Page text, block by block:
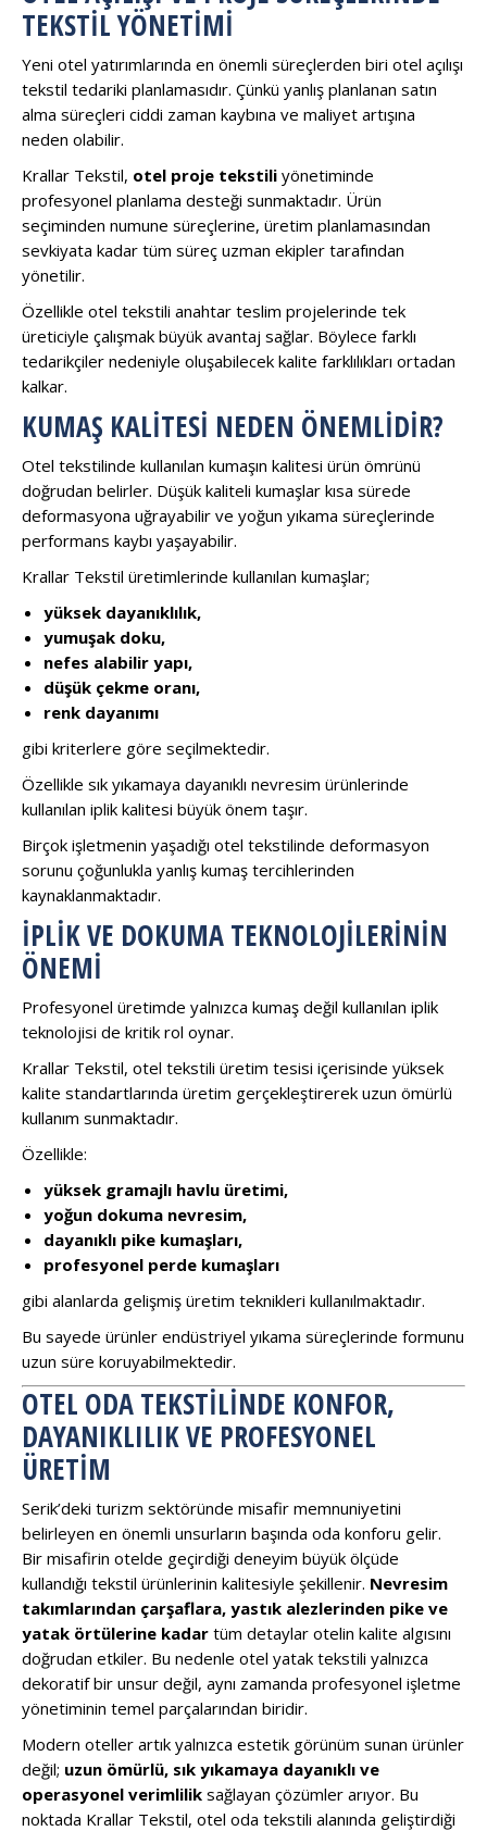
TEKSTIL YÖNETIMI
Yeni otel yatırımlarında en önemli süreçlerden biri otel açılışı
tekstil tedariki planlamasıdır. Çünkü yanlış planlanan satın
alma süreçleri ciddi zaman kaybına ve maliyet artışına
neden olabilir.
Krallar Tekstil, otel proje tekstili yönetiminde
profesyonel planlama desteği sunmaktadır. Ürün
seçiminden numune süreçlerine, üretim planlamasından
sevkiyata kadar tüm süreç uzman ekipler tarafından
yönetilir.
Özellikle otel tekstili anahtar teslim projelerinde tek
üreticiyle çalışmak büyük avantaj sağlar. Böylece farklı
tedarikçiler nedeniyle oluşabilecek kalite farklılıkları ortadan
kalkar.
KUMAŞ KALITESI NEDEN ÖNEMLIDIR?
Otel tekstilinde kullanılan kumaşın kalitesi ürün ömrünü
doğrudan belirler. Düşük kaliteli kumaşlar kısa sürede
deformasyona uğrayabilir ve yoğun yıkama süreçlerinde
performans kaybı yaşayabilir.
Krallar Tekstil üretimlerinde kullanılan kumaşlar;
yüksek dayanıklılık,
yumuşak doku,
nefes alabilir yapı,
düşük çekme oranı,
renk dayanımı
gibi kriterlere göre seçilmektedir.
Özellikle sık yıkamaya dayanıklı nevresim ürünlerinde
kullanılan iplik kalitesi büyük önem taşır.
Birçok işletmenin yaşadığı otel tekstilinde deformasyon
sorunu çoğunlukla yanlış kumaş tercihlerinden
kaynaklanmaktadır.
İPLIK VE DOKUMA TEKNOLOJILERININ
ÖNEMI
Profesyonel üretimde yalnızca kumaş değil kullanılan iplik
teknolojisi de kritik rol oynar.
Krallar Tekstil, otel tekstili üretim tesisi içerisinde yüksek
kalite standartlarında üretim gerçekleştirerek uzun ömürlü
kullanım sunmaktadır.
Özellikle:
yüksek gramajlı havlu üretimi,
yoğun dokuma nevresim,
dayanıklı pike kumaşları,
profesyonel perde kumaşları
gibi alanlarda gelişmiş üretim teknikleri kullanılmaktadır.
Bu sayede ürünler endüstriyel yıkama süreçlerinde formunu
uzun süre koruyabilmektedir.
OTEL ODA TEKSTILINDE KONFOR,
DAYANIKLILIK VE PROFESYONEL
ÜRETIM
Serik’deki turizm sektöründe misafir memnuniyetini
belirleyen en önemli unsurların başında oda konforu gelir.
Bir misafirin otelde geçirdiği deneyim büyük ölçüde
kullandığı tekstil ürünlerinin kalitesiyle şekillenir. Nevresim
takımlarından çarşaflara, yastık alezlerinden pike ve
yatak örtülerine kadar tüm detaylar otelin kalite algısını
doğrudan etkiler. Bu nedenle otel yatak tekstili yalnızca
dekoratif bir unsur değil, aynı zamanda profesyonel işletme
yönetiminin temel parçalarından biridir.
Modern oteller artık yalnızca estetik görünüm sunan ürünler
değil; uzun ömürlü, sık yıkamaya dayanıklı ve
operasyonel verimlilik sağlayan çözümler arıyor. Bu
noktada Krallar Tekstil, otel oda tekstili alanında geliştirdiği